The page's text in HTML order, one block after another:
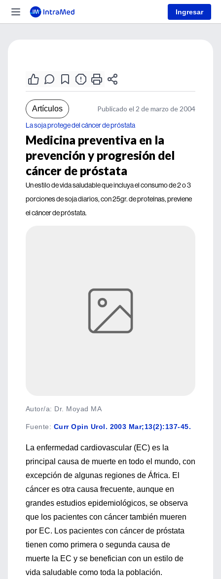
Ingresar
Artículos Publicado el 2 de marzo de 2004
La soja protege del cáncer de próstata
Medicina preventiva en la
prevención y progresión del
cáncer de próstata
Un estilo de vida saludable que incluya el consumo de 2 o 3
porciones de soja diarios, con 25gr. de proteínas, previene
el cáncer de próstata.
Autor/a: Dr. Moyad MA
Fuente: Curr Opin Urol. 2003 Mar;13(2):137-45.
La enfermedad cardiovascular (EC) es la
principal causa de muerte en todo el mundo, con
excepción de algunas regiones de África. El
cáncer es otra causa frecuente, aunque en
grandes estudios epidemiológicos, se observa
que los pacientes con cáncer también mueren
por EC. Los pacientes con cáncer de próstata
tienen como primera o segunda causa de
muerte la EC y se benefician con un estilo de
vida saludable como toda la población.